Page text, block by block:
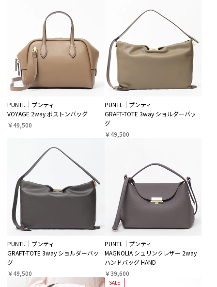
PUNTI.
プンティ
VOYAGE 2way ボストンバッグ
￥49,500
PUNTI.
プンティ
GRAFT-TOTE 3way ショルダーバッ
グ
￥49,500
PUNTI.
プンティ
GRAFT-TOTE 3way ショルダーバッ
グ
￥49,500
PUNTI.
プンティ
MAGNOLIA シュリンクレザー 2way
ハンドバッグ HAND
￥39,600
SALE